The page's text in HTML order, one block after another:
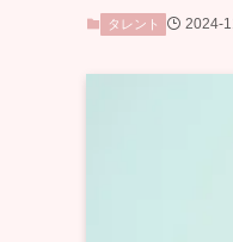
タレント 2024-